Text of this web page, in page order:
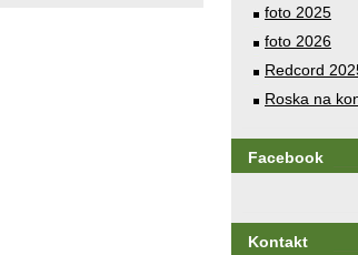
foto 2025
foto 2026
Redcord
Roska na
Facebook
Kontakt